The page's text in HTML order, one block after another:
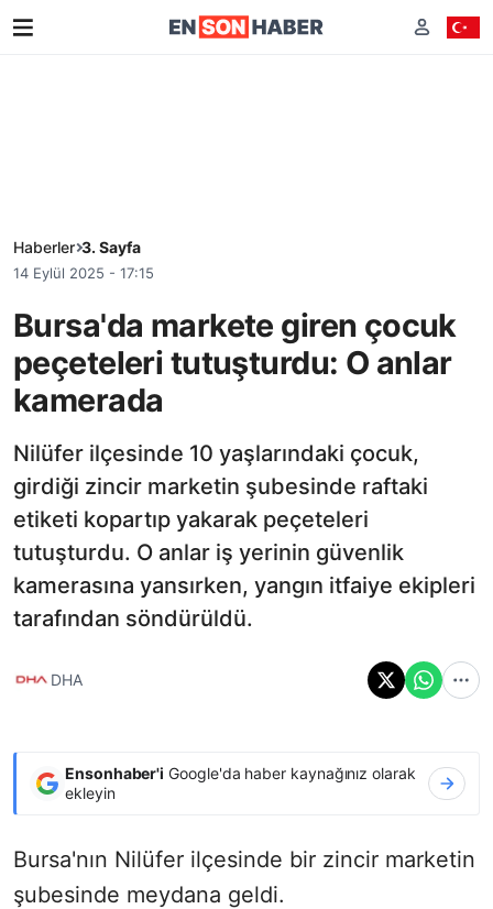
Haberler 3. Sayfa
14 Eylül 2025 - 17:15
Bursa'da markete giren çocuk
peçeteleri tutuşturdu: O anlar
kamerada
Nilüfer ilçesinde 10 yaşlarındaki çocuk,
girdiği zincir marketin şubesinde raftaki
etiketi kopartıp yakarak peçeteleri
tutuşturdu. O anlar iş yerinin güvenlik
kamerasına yansırken, yangın itfaiye ekipleri
tarafından söndürüldü.
DHA
Ensonhaber'i Google'da haber kaynağınız olarak
ekleyin
Bursa'nın Nilüfer ilçesinde bir zincir marketin
şubesinde meydana geldi.